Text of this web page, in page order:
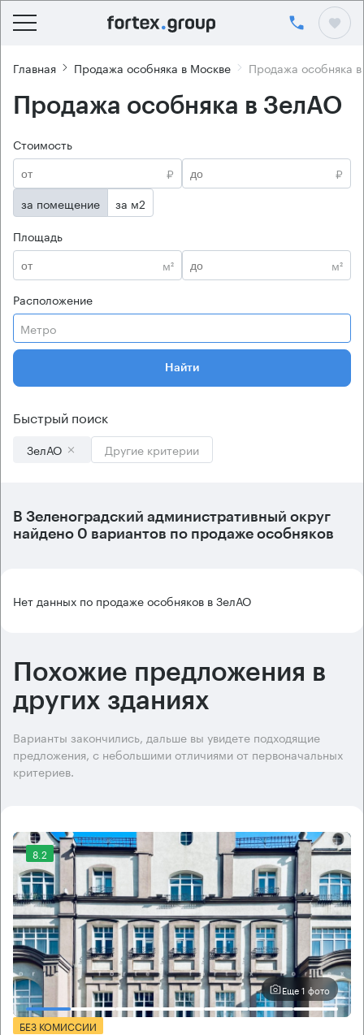
Главная Продажа особняка в Москве Продажа особняка
Продажа особняка в ЗелАО
Стоимость
₽
₽
за помещение
за м2
Площадь
м²
м²
Расположение
Метро
Найти
Быстрый поиск
ЗелАО Другие критерии
В Зеленоградский административный округ
найдено 0 вариантов по продаже особняков
Нет данных по продаже особняков в ЗелАО
Похожие предложения в
других зданиях
Варианты закончились, дальше вы увидете подходящие
предложения, с небольшими отличиями от первоначальных
критериев.
8.2
Еще 1 фото
БЕЗ КОМИССИИ